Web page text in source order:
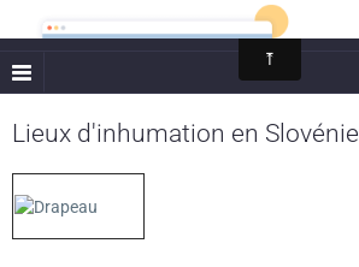
Cimetières du monde
Lieux d'inhumation en Slovénie